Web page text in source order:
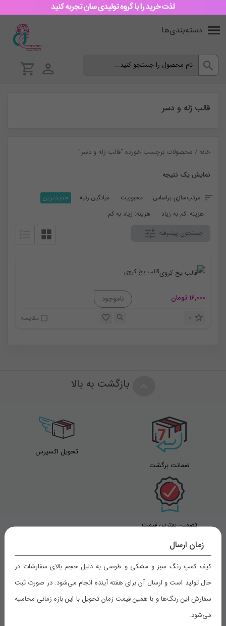
زمان ارسال
کیف کمپ رنگ سبز و مشکی و طوسی به دلیل حجم بالای سفارشات در
حال تولید است و ارسال آن برای هفته آینده انجام می‌شود. در صورت ثبت
سفارش این رنگ‌ها و با همین قیمت زمان تحویل با این بازه زمانی محاسبه
می‌شود.
دسته‌بندی‌ها
قالب ژله و دسر
خانه / محصولات برچسب خورده “قالب ژله و دسر”
نمایش یک نتیجه
مرتب‌سازی براساس: محبوبیت میانگین رتبه
جدیدترین
هزینه: کم به زیاد
هزینه: زیاد به کم
جستجوی پیشرفته
قالب یخ کروی
16,000 تومان
0
مقایسه
بازگشت به بالا
ضمانت برگشت
تحویل اکسپرس
تضمین بهترین قیمت
راهنمای خرید
شیوه های پرداخت
رویه های ارسال سفارش